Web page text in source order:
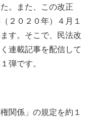
。また、この改正
２０２０年）４月１
す。そこで、民法改
連載記事を配信して
弾です。
関係」の規定を約１